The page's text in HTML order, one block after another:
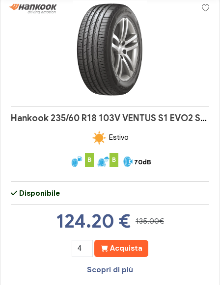
Hankook 235/60 R18 103V VENTUS S1 EVO2 SUV
Estivo
B B 70dB
Disponibile
124.20 € 135.00€
Acquista
Scopri di più